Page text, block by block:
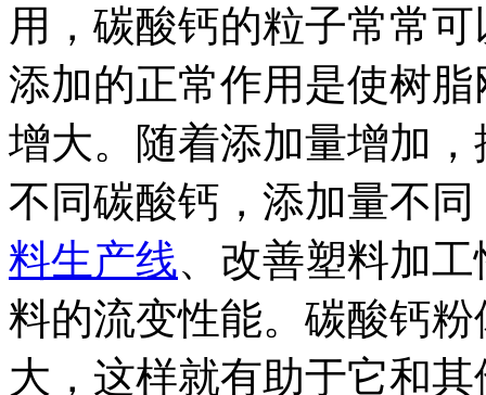
用，碳酸钙的粒子常常
添加的正常作用是使树
增大。随着添加量增加
不同碳酸钙，添加量不
料生产线、改善塑料加
料的流变性能。碳酸钙
大，这样就有助于它和